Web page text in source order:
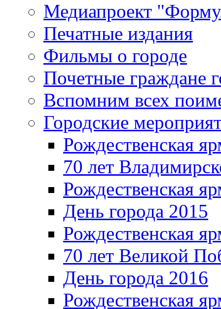
Медиапроект
Печатные издания
Фильмы о городе
Почетные граждане
Вспомним всех
Городские
Рождественская
70 лет
Рождественская
День города 2015
Рождественская
70 лет Великой
День города 2016
Рождественская